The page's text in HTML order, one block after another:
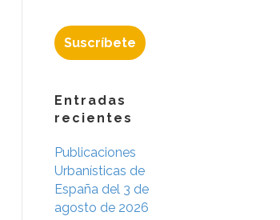
Suscríbete
Entradas
recientes
Publicaciones
Urbanísticas de
España del 3 de
agosto de 2026